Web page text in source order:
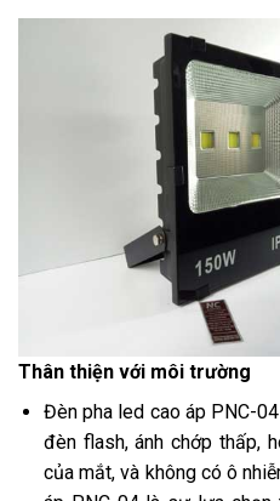
Thân thiện với môi trường
Đèn pha led cao áp PNC-
đèn flash, ánh chớp thấp,
của mắt, và không có ô